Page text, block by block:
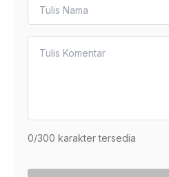
0/300 karakter tersedia